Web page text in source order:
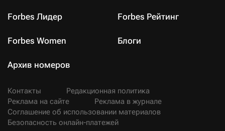
Forbes Лидер Forbes Рейтинг
Forbes Women Блоги
Архив номеров
Контакты
Редакционная политика
Реклама на сайте
Реклама в журнале
Соглашение об использовании материалов
Безопасность онлайн-платежей